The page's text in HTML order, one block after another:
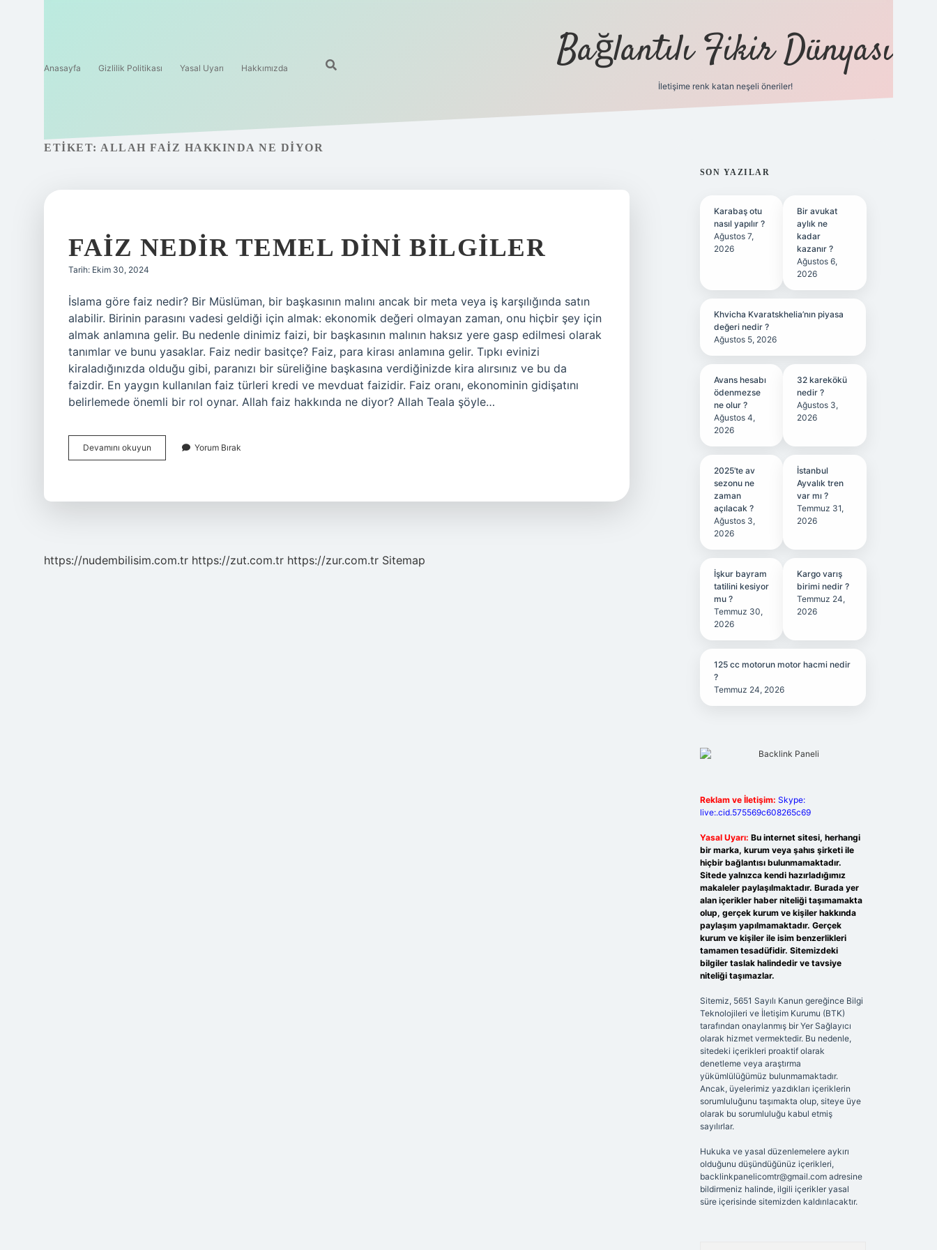
Anasayfa Gizlilik Politikası Yasal Uyarı Hakkımızda Bağlantılı Fikir Dünyası
İletişime renk katan neşeli öneriler!
ETIKET: ALLAH FAIZ HAKKINDA NE DIYOR
FAIZ NEDIR TEMEL DINI BILGILER
Tarih: Ekim 30, 2024
İslama göre faiz nedir? Bir Müslüman, bir başkasının malını ancak bir meta veya iş karşılığında satın
alabilir. Birinin parasını vadesi geldiği için almak: ekonomik değeri olmayan zaman, onu hiçbir şey için
almak anlamına gelir. Bu nedenle dinimiz faizi, bir başkasının malının haksız yere gasp edilmesi olarak
tanımlar ve bunu yasaklar. Faiz nedir basitçe? Faiz, para kirası anlamına gelir. Tıpkı evinizi
kiraladığınızda olduğu gibi, paranızı bir süreliğine başkasına verdiğinizde kira alırsınız ve bu da
faizdir. En yaygın kullanılan faiz türleri kredi ve mevduat faizidir. Faiz oranı, ekonominin gidişatını
belirlemede önemli bir rol oynar. Allah faiz hakkında ne diyor? Allah Teala şöyle…
Devamını okuyun
Nedir
Yorum Bırak
https://nudembilisim.com.tr https://zut.com.tr https://zur.com.tr Sitemap
SIDEBAR
SON YAZILAR
Karabaş otu
nasıl yapılır ?
Ağustos 7,
2026
Bir avukat
aylık ne
kadar
kazanır ?
Ağustos 6,
2026
Khvicha Kvaratskhelia’nın piyasa
değeri nedir ?
Ağustos 5, 2026
Avans hesabı
ödenmezse
ne olur ?
Ağustos 4,
2026
32 karekökü
nedir ?
Ağustos 3,
2026
2025’te av
sezonu ne
zaman
açılacak ?
Ağustos 3,
2026
İstanbul
Ayvalık tren
var mı ?
Temmuz 31,
2026
İşkur bayram
tatilini kesiyor
mu ?
Temmuz 30,
2026
Kargo varış
birimi nedir ?
Temmuz 24,
2026
125 cc motorun motor hacmi nedir
?
Temmuz 24, 2026
Reklam ve İletişim: Skype:
live:.cid.575569c608265c69
Yasal Uyarı: Bu internet sitesi, herhangi
bir marka, kurum veya şahıs şirketi ile
hiçbir bağlantısı bulunmamaktadır.
Sitede yalnızca kendi hazırladığımız
makaleler paylaşılmaktadır. Burada yer
alan içerikler haber niteliği taşımamakta
olup, gerçek kurum ve kişiler hakkında
paylaşım yapılmamaktadır. Gerçek
kurum ve kişiler ile isim benzerlikleri
tamamen tesadüfidir. Sitemizdeki
bilgiler taslak halindedir ve tavsiye
niteliği taşımazlar.
Sitemiz, 5651 Sayılı Kanun gereğince Bilgi
Teknolojileri ve İletişim Kurumu (BTK)
tarafından onaylanmış bir Yer Sağlayıcı
olarak hizmet vermektedir. Bu nedenle,
sitedeki içerikleri proaktif olarak
denetleme veya araştırma
yükümlülüğümüz bulunmamaktadır.
Ancak, üyelerimiz yazdıkları içeriklerin
sorumluluğunu taşımakta olup, siteye üye
olarak bu sorumluluğu kabul etmiş
sayılırlar.
Hukuka ve yasal düzenlemelere aykırı
olduğunu düşündüğünüz içerikleri,
backlinkpanelicomtr@gmail.comadresine
bildirmeniz halinde, ilgili içerikler yasal
süre içerisinde sitemizden kaldırılacaktır.